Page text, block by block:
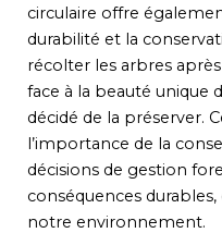
circulaire offre
durabilité et la
récolter les arbres
face à la beauté unique
décidé de la préserver.
l’importance de la
décisions de gestion
conséquences
notre environnement.